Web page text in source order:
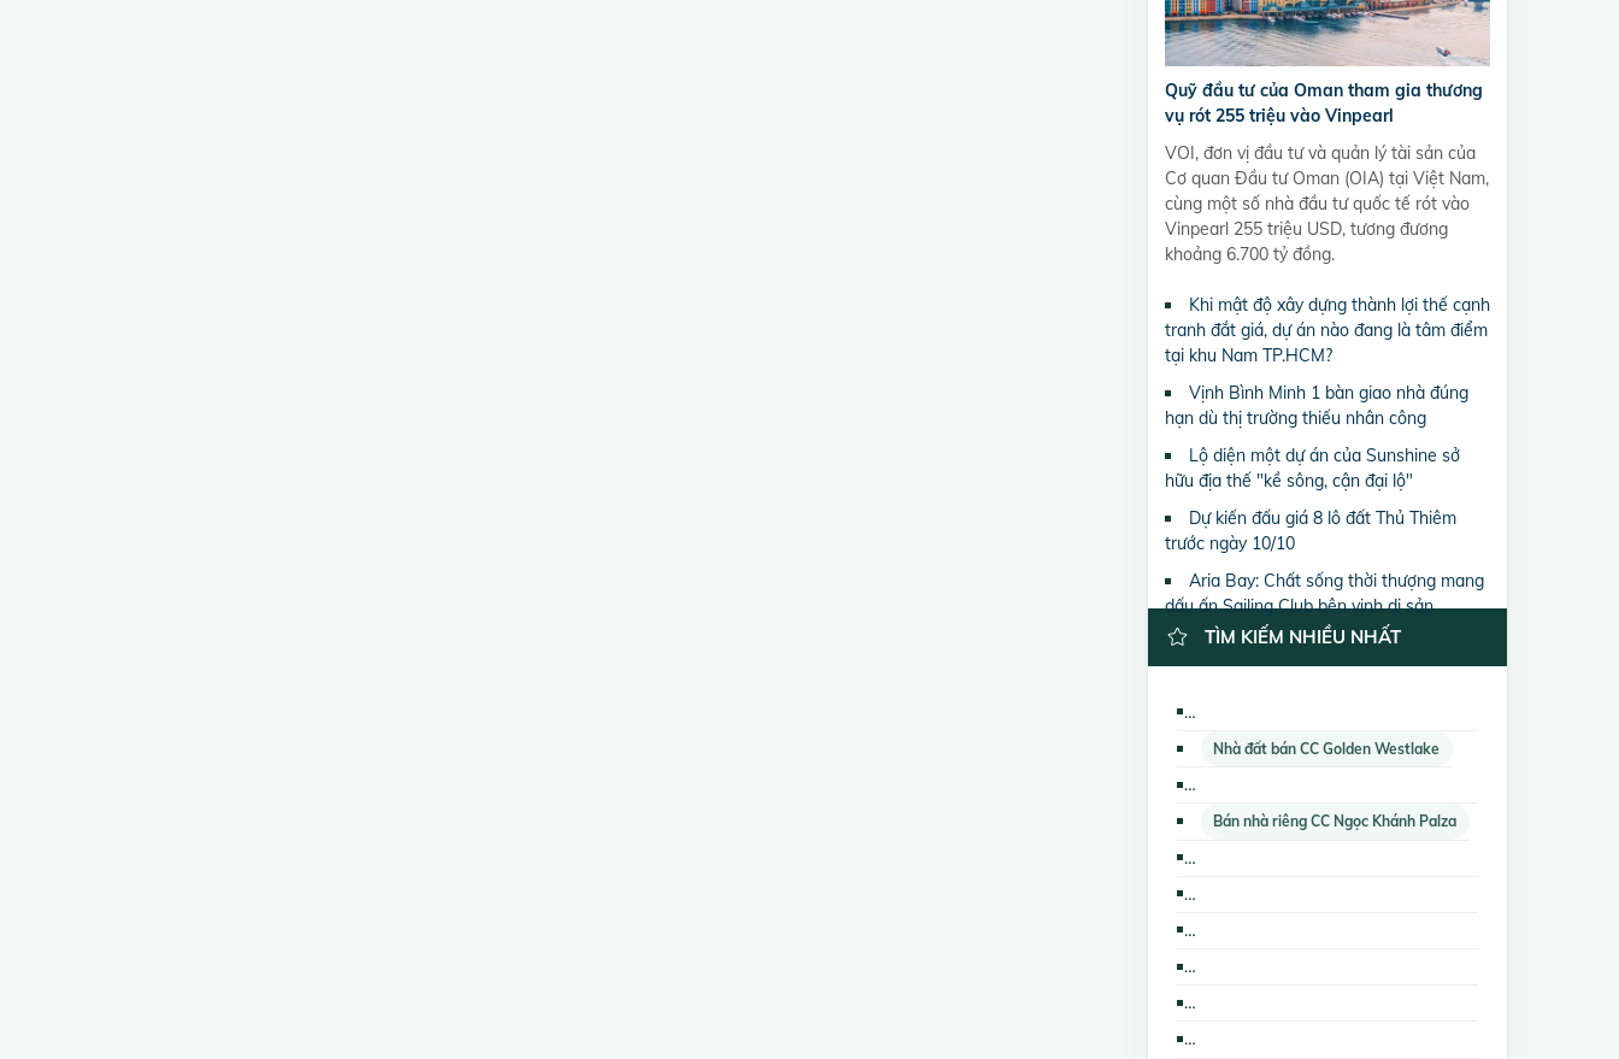
Quỹ đầu tư của Oman tham gia thương
vụ rót 255 triệu vào Vinpearl
VOI, đơn vị đầu tư và quản lý tài sản của
Cơ quan Đầu tư Oman (OIA) tại Việt Nam,
cùng một số nhà đầu tư quốc tế rót vào
Vinpearl 255 triệu USD, tương đương
khoảng 6.700 tỷ đồng.
Khi mật độ xây dựng thành lợi thế cạnh
tranh đắt giá, dự án nào đang là tâm điểm
tại khu Nam TP.HCM?
Vịnh Bình Minh 1 bàn giao nhà đúng
hạn dù thị trường thiếu nhân công
Lộ diện một dự án của Sunshine sở
hữu địa thế "kề sông, cận đại lộ"
Dự kiến đấu giá 8 lô đất Thủ Thiêm
trước ngày 10/10
Aria Bay: Chất sống thời thượng mang
dấu ấn Sailing Club bên vịnh di sản
TÌM KIẾM NHIỀU NHẤT
Nhà đất bán CC Golden Westlake
Bán nhà riêng CC Ngọc Khánh Palza